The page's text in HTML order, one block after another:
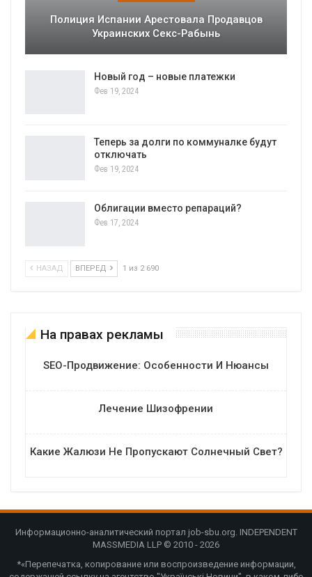
Полиция Испании Арестовала Продавцов
Украинских Секс-Рабынь
Новый год – новые платежки
Фев 19, 2024
Теперь за долги по коммуналке будут
отключать
Фев 19, 2024
Облигации вместо репараций?
Фев 17, 2024
НАЗАД ВПЕРЕД 1 из 2 690
На правах рекламы
SEO-Продвижение: Особенности И Нюансы
Лечение Шизофрении
Какие Жалюзи Не Пропускают Солнечный Свет?
Информационно-аналитический портал job-sbu.org. INDEPENDENT
MASSMEDIA LLP © 2010 - 2026
*«Перепечатка, копирование или воспроизведение информации,